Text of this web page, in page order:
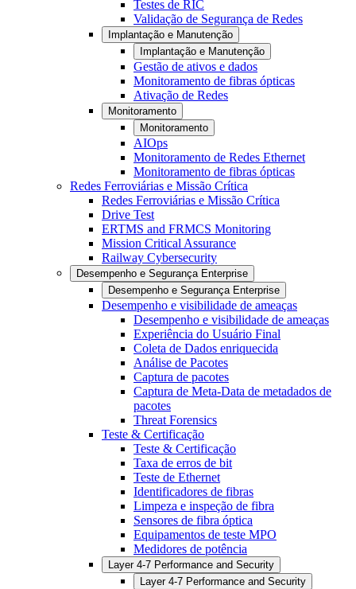
Testes de RIC
Validação de Segurança de Redes
Implantação e Manutenção
Implantação e Manutenção
Gestão de ativos e dados
Monitoramento de fibras ópticas
Ativação de Redes
Monitoramento
Monitoramento
AIOps
Monitoramento de Redes Ethernet
Monitoramento de fibras ópticas
Redes Ferroviárias e Missão Crítica
Redes Ferroviárias e Missão Crítica
Drive Test
ERTMS and FRMCS Monitoring
Mission Critical Assurance
Railway Cybersecurity
Desempenho e Segurança Enterprise
Desempenho e Segurança Enterprise
Desempenho e visibilidade de ameaças
Desempenho e visibilidade de ameaças
Experiência do Usuário Final
Coleta de Dados enriquecida
Análise de Pacotes
Captura de pacotes
Captura de Meta-Data de metadados de
pacotes
Threat Forensics
Teste & Certificação
Teste & Certificação
Taxa de erros de bit
Teste de Ethernet
Identificadores de fibras
Limpeza e inspeção de fibra
Sensores de fibra óptica
Equipamentos de teste MPO
Medidores de potência
Layer 4-7 Performance and Security
Layer 4-7 Performance and Security